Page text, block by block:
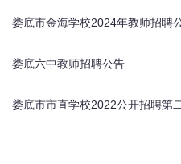
娄底市金海学校2024年教师招聘
娄底六中教师招聘公告
娄底市市直学校2022公开招聘第